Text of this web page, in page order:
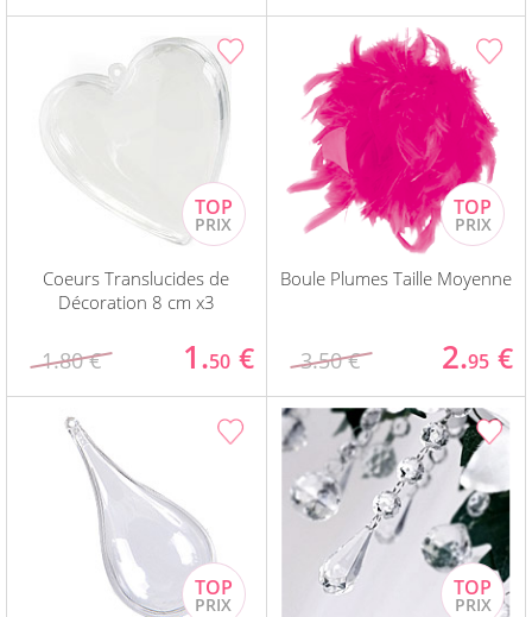
Coeurs Translucides de
Décoration 8 cm x3
1.80 € 1.50 €
Boule Plumes Taille Moyenne
3.50 € 2.95 €